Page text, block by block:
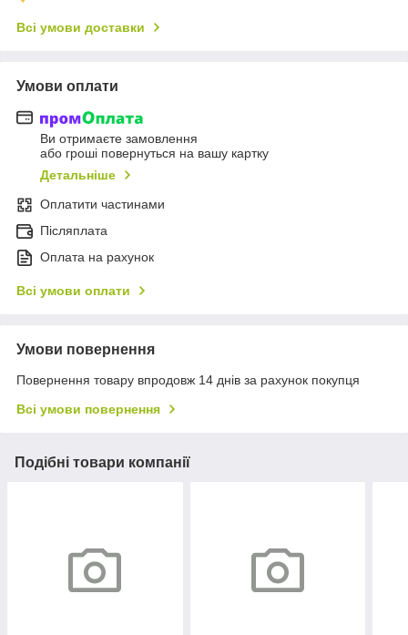
Всі умови доставки
Умови оплати
Ви отримаєте замовлення
або гроші повернуться на вашу картку
Детальніше
Оплатити частинами
Післяплата
Оплата на рахунок
Всі умови оплати
Умови повернення
Повернення товару впродовж 14 днів за рахунок покупця
Всі умови повернення
Подібні товари компанії